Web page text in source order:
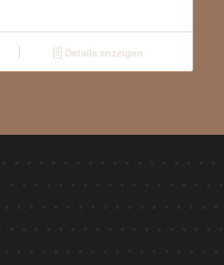
Details anzeigen